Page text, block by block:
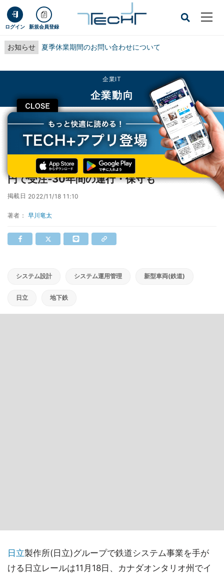
ログイン 新規会員登録
お知らせ 夏季休業期間のお問い合わせについて
CLOSE
企業IT
企業動向
TECH+ 企業IT
企業動向
日立、カナダで地下鉄向けシステムを9500億円で受注‐30年間の運行・保守も
日立、カナダで地下鉄向けシステムを9500億
円で受注‐30年間の運行・保守も
掲載日 2022/11/18 11:10
著者： 早川竜太
システム設計 システム運用管理 新型車両(鉄道)
日立 地下鉄
日立製作所(日立)グループで鉄道システム事業を手が
ける日立レールは11月18日、カナダオンタリオ州でイ